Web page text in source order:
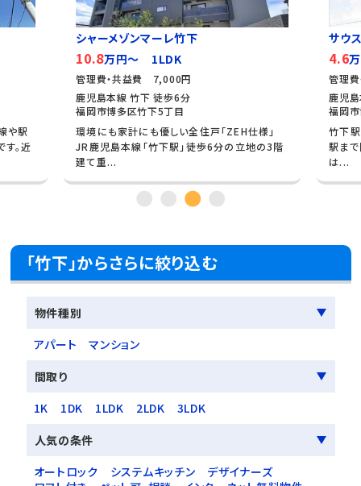
シャーメゾンマーレ竹下
万円～ 1LDK
管理費・共益費 7,000円
鹿児島本線 竹下 徒歩6分
福岡市博多区竹下5丁目
環境にも家計にも優しい全住戸「ZEH仕様」
JR鹿児島本線「竹下駅」徒歩6分の立地の3階
サウスロック博
万円～ 1K
管理費・共益費
鹿児島本線 竹下
福岡市博多区竹下
竹下駅から徒歩5
駅まで隣の駅にな
「竹下」からさらに絞り込む
物件種別
アパート
マンション
間取り
1K
1DK 1LDK 2LDK
3LDK
人気の条件
オートロック
システムキッチン
デザイナーズ